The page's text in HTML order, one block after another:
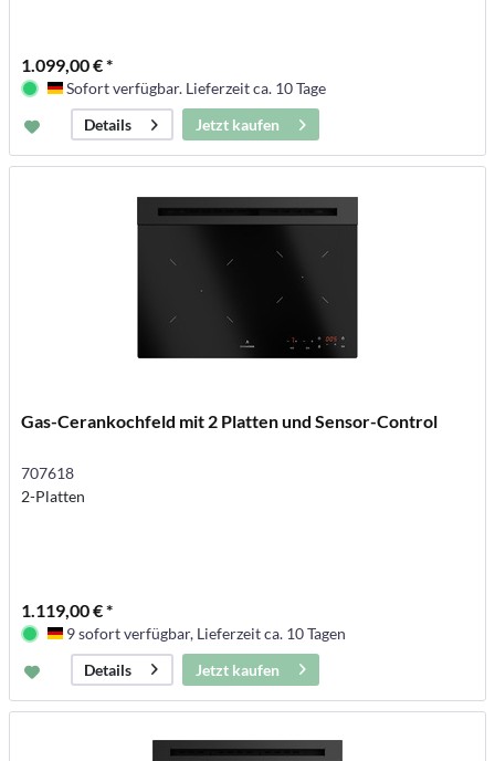
1.099,00 € *
Deutschland
Sofort verfügbar. Lieferzeit ca. 10 Tage
Details
Jetzt kaufen
Gas-Cerankochfeld mit 2 Platten und Sensor-Control
707618
2-Platten
1.119,00 € *
Deutschland
9 sofort verfügbar, Lieferzeit ca. 10 Tagen
Details
Jetzt kaufen